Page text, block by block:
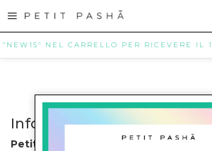
NEL CARRELLO PER RICEVERE IL
Info contatti
Petit Pasha